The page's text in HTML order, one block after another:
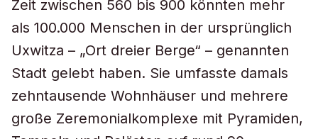
Zeit zwischen 560 bis 900 könnten mehr
als 100.000 Menschen in der ursprünglich
Uxwitza – „Ort dreier Berge“ – genannten
Stadt gelebt haben. Sie umfasste damals
zehntausende Wohnhäuser und mehrere
große Zeremonialkomplexe mit Pyramiden,